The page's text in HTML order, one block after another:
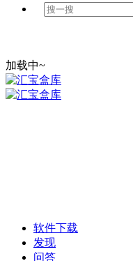
加载中~
软件下载
发现
问答